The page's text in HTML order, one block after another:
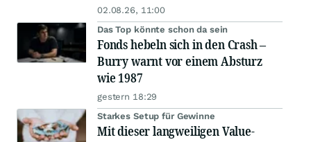
02.08.26, 11:00
Das Top könnte schon da sein
Fonds hebeln sich in den Crash –
Burry warnt vor einem Absturz
wie 1987
gestern 18:29
Starkes Setup für Gewinne
Mit dieser langweiligen Value-